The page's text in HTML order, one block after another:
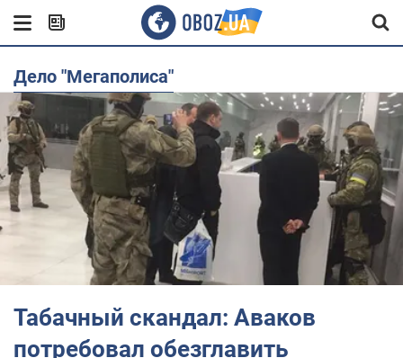
Дело "Мегаполиса"
Табачный скандал: Аваков
потребовал обезглавить